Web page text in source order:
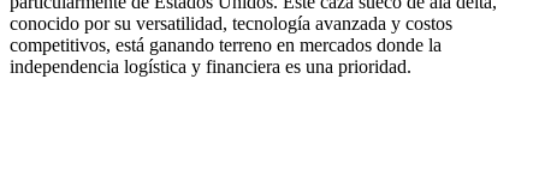
conocido por su versatilidad, tecnología avanzada y costos
competitivos, está ganando terreno en mercados donde la
independencia logística y financiera es una prioridad.